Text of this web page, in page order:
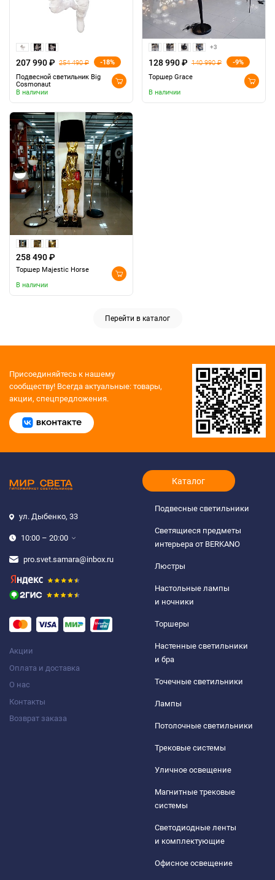
207 990 ₽ 254 490 ₽
-18%
Подвесной светильник Big
Cosmonaut
В наличии
+3
128 990 ₽ 140 990 ₽
-9%
Торшер Grace
В наличии
258 490 ₽
Торшер Majestic Horse
В наличии
Перейти в каталог
Присоединяйтесь к нашему
сообществу! Всегда актуальные: товары,
акции, спецпредложения.
ул. Дыбенко, 33
10:00 – 20:00
pro.svet.samara@inbox.ru
Акции
Оплата и доставка
О нас
Контакты
Возврат заказа
Каталог
Подвесные светильники
Светящиеся предметы
интерьера от BERKANO
Люстры
Настольные лампы
и ночники
Торшеры
Настенные светильники
и бра
Точечные светильники
Лампы
Потолочные светильники
Трековые системы
Уличное освещение
Магнитные трековые
системы
Светодиодные ленты
и комплектующие
Офисное освещение